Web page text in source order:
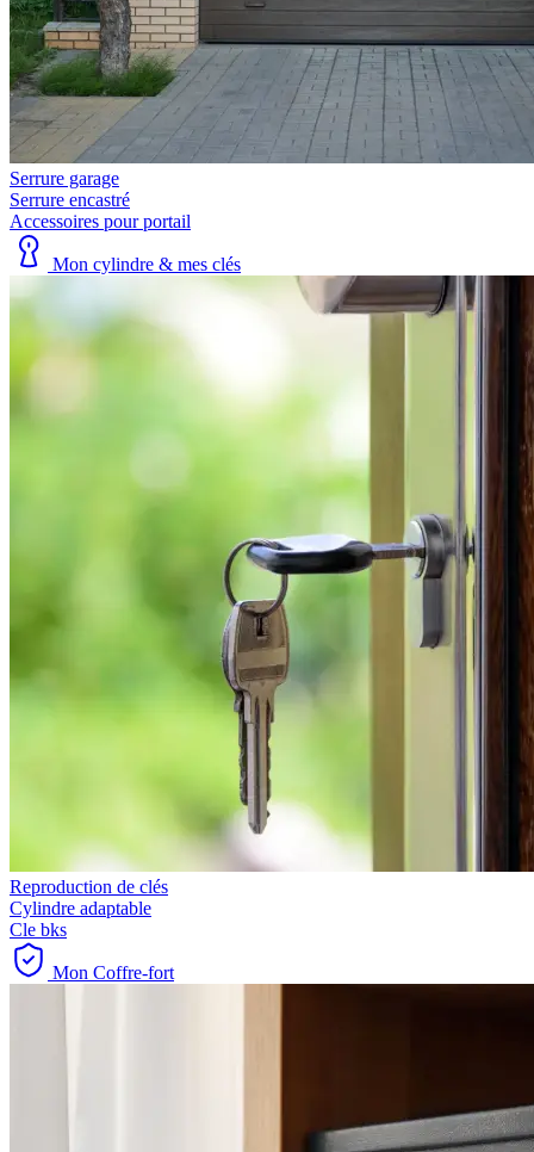
Serrure garage
Serrure encastré
Accessoires pour portail
Mon cylindre & mes clés
Reproduction de clés
Cylindre adaptable
Cle bks
Mon Coffre-fort